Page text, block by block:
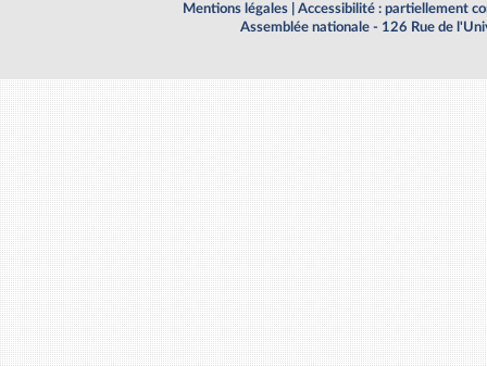
Mentions légales
Accessibilité : partiellement
Assemblée nationale - 126 Rue de